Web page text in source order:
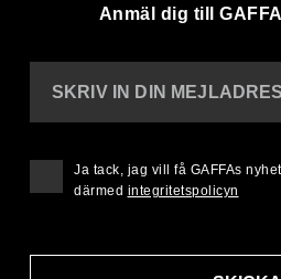
Anmäl dig till
SKRIV IN DIN
Ja tack, jag vill få GAFFAs
därmed integritetspolicyn